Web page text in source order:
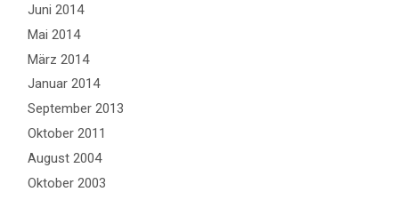
Juni 2014
Mai 2014
März 2014
Januar 2014
September 2013
Oktober 2011
August 2004
Oktober 2003